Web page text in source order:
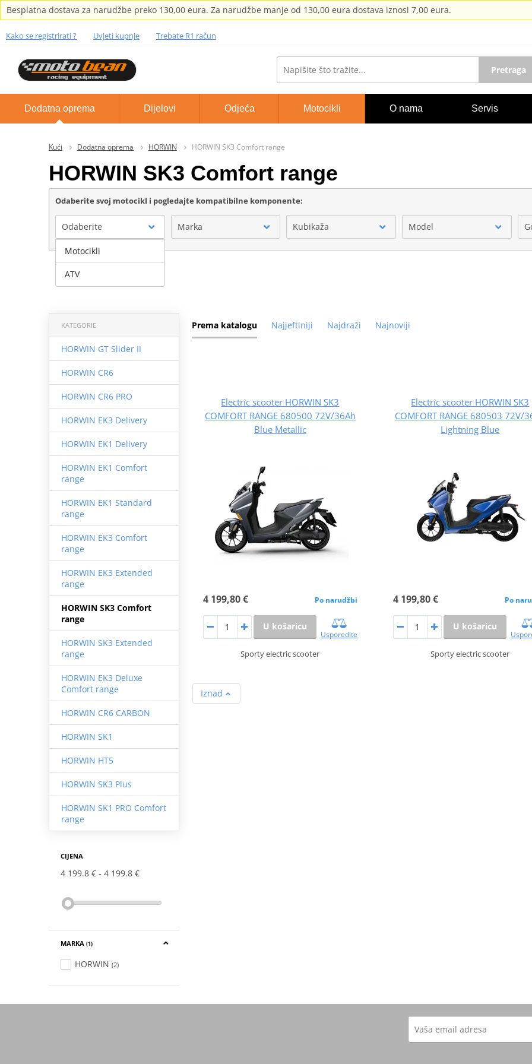
Besplatna dostava za narudžbe preko 130,00 eura. Za narudžbe manje od 130,00 eura dostava iznosi 7,00 eura.
Kako se registrirati ? Uvjeti kupnje Trebate R1 račun
Pretraga
Dodatna oprema Dijelovi Odjeća Motocikli O nama Servis
Kući Dodatna oprema HORWIN HORWIN SK3 Comfort range
HORWIN SK3 Comfort range
Odaberite svoj motocikl i pogledajte kompatibilne komponente:
Odaberite Marka Kubikaža Model
Prema katalogu Najjeftiniji Najdraži Najnoviji
KATEGORIE
HORWIN GT Slider II
HORWIN CR6
HORWIN CR6 PRO
HORWIN EK3 Delivery
HORWIN EK1 Delivery
HORWIN EK1 Comfort
range
HORWIN EK1 Standard
range
HORWIN EK3 Comfort
range
HORWIN EK3 Extended
range
HORWIN SK3 Comfort
range
HORWIN SK3 Extended
range
HORWIN EK3 Deluxe
Comfort range
HORWIN CR6 CARBON
HORWIN SK1
HORWIN HT5
HORWIN SK3 Plus
HORWIN SK1 PRO Comfort
range
CIJENA
4 199.8 € 4 199.8 €
MARKA (1)
HORWIN (2)
Electric scooter HORWIN SK3
COMFORT RANGE 680500 72V/36Ah
Blue Metallic
4 199,80 € Po narudžbi
U košaricu
Usporedite
Sporty electric scooter
Electric scooter HORWIN SK3
COMFORT RANGE 680503 72V/
Lightning Blue
4 199,80 € Po
U košaricu
Sporty electric scooter
Iznad
Motocikli
ATV